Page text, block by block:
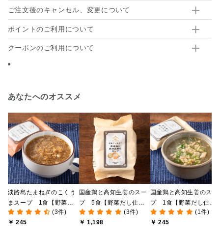
ご注文後のキャンセル、変更について
ポイントのご利用について
クーポンのご利用について
あなたへのオススメ
淡路島たまねぎのこくう
まスープ 1食【野菜だ
し仕立て】
(3件)
￥ 245
国産鶏と高知生姜のスー
プ 5食【野菜だし仕立
て】
(3件)
￥ 1,198
国産鶏と高知生姜のスー
プ 1食【野菜だし仕立
て】
(1件)
￥ 245